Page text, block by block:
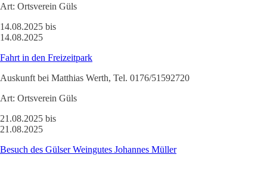
Art: Ortsverein Güls
14.08.2025 bis
14.08.2025
Fahrt in den Freizeitpark
Auskunft bei Matthias Werth, Tel. 0176/51592720
Art: Ortsverein Güls
21.08.2025 bis
21.08.2025
Besuch des Gülser Weingutes Johannes Müller